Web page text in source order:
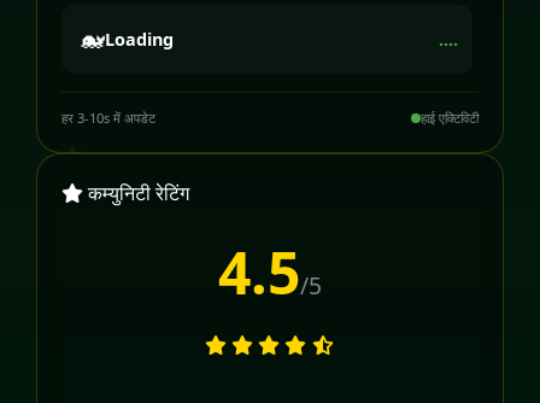
🐋Loading ....
हर 3-10s में अपडेट हाई एक्टिविटी
कम्युनिटी रेटिंग
4.5/5